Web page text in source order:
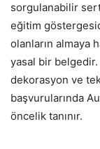
sorgulanabilir
eğitim
olanların almaya
yasal bir
dekorasyon ve
başvurularında
öncelik tanınır.